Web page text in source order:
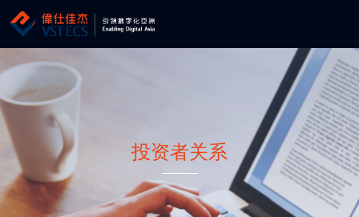
投资者关系